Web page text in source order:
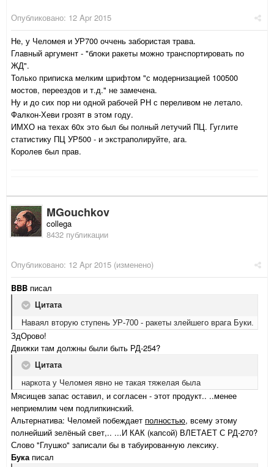
Опубликовано: 12 Apr 2015
Не, у Челомея и УР700 оччень забористая трава.
Главный аргумент - "блоки ракеты можно транспортировать по
ЖД".
Только приписка мелким шрифтом "с модернизацией 100500
мостов, переездов и т.д." не замечена.
Ну и до сих пор ни одной рабочей РН с переливом не летало.
Фалкон-Хеви грозят в этом году.
ИМХО на техах 60х это был бы полный летучий ПЦ. Гуглите
статистику ПЦ УР500 - и экстраполируйте, ага.
Королев был прав.
MGouchkov
collega
8432 публикации
Опубликовано: 12 Apr 2015 (изменено)
BBB писал
Цитата
Наваял вторую ступень УР-700 - ракеты злейшего врага Буки.
ЗдОрово!
Движки там должны были быть РД-254?
Цитата
наркота у Челомея явно не такая тяжелая была
Мясищев запас оставил, и согласен - этот продукт.. ..менее
неприемлим чем подлипкинский.
Альтернатива: Челомей побеждает полностью, всему этому
полнейший зелёный свет,.. ...И КАК (капсой) ВЛЕТАЕТ С РД-270?
Слово "Глушко" записали бы в табуированную лексику.
Букаписал